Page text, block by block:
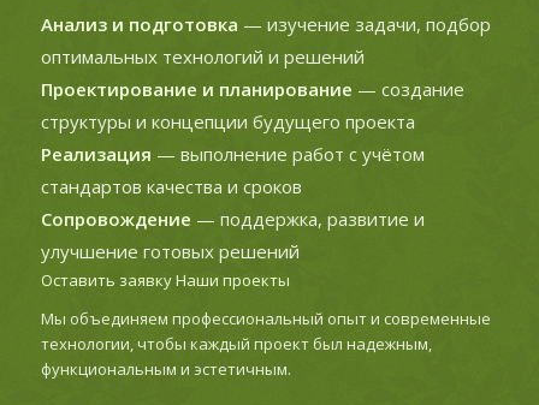
Анализ и подготовка — изучение задачи, подбор
оптимальных технологий и решений
Проектирование и планирование — создание
структуры и концепции будущего проекта
Реализация — выполнение работ с учётом
стандартов качества и сроков
Сопровождение — поддержка, развитие и
улучшение готовых решений
Оставить заявкуНаши проекты
Мы объединяем профессиональный опыт и современные
технологии, чтобы каждый проект был надежным,
функциональным и эстетичным.